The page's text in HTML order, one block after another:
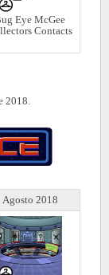
Eye McGee
Contacts
2018.
Agosto 2018